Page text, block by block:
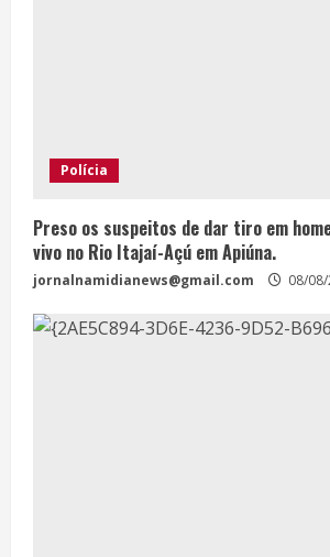
Polícia
Preso os suspeitos de dar tiro em
vivo no Rio Itajaí-Açú em Apiúna.
jornalnamidianews@gmail.com 08/